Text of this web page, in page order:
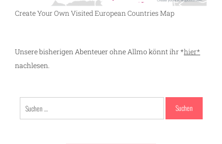
Create Your Own Visited European Countries Map
Unsere bisherigen Abenteuer ohne Allmo könnt ihr *hier*
nachlesen.
nach: